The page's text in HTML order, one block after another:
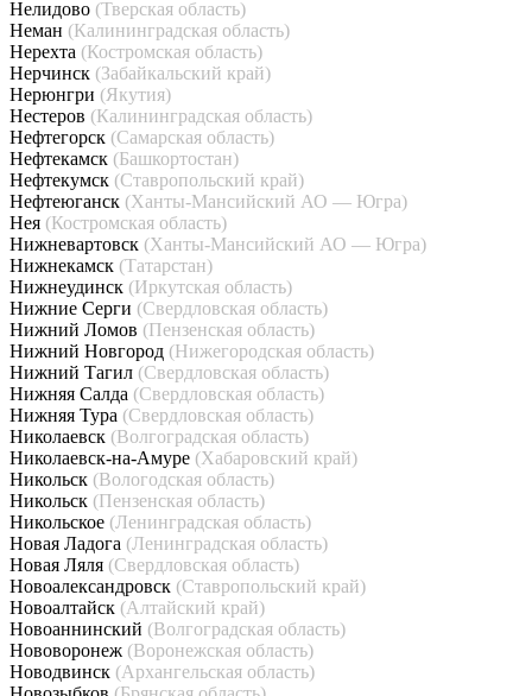
Нелидово (Тверская область)
Неман (Калининградская область)
Нерехта (Костромская область)
Нерчинск (Забайкальский край)
Нерюнгри (Якутия)
Нестеров (Калининградская область)
Нефтегорск (Самарская область)
Нефтекамск (Башкортостан)
Нефтекумск (Ставропольский край)
Нефтеюганск (Ханты-Мансийский АО — Югра)
Нея (Костромская область)
Нижневартовск (Ханты-Мансийский АО — Югра)
Нижнекамск (Татарстан)
Нижнеудинск (Иркутская область)
Нижние Серги (Свердловская область)
Нижний Ломов (Пензенская область)
Нижний Новгород (Нижегородская область)
Нижний Тагил (Свердловская область)
Нижняя Салда (Свердловская область)
Нижняя Тура (Свердловская область)
Николаевск (Волгоградская область)
Николаевск-на-Амуре (Хабаровский край)
Никольск (Вологодская область)
Никольск (Пензенская область)
Никольское (Ленинградская область)
Новая Ладога (Ленинградская область)
Новая Ляля (Свердловская область)
Новоалександровск (Ставропольский край)
Новоалтайск (Алтайский край)
Новоаннинский (Волгоградская область)
Нововоронеж (Воронежская область)
Новодвинск (Архангельская область)